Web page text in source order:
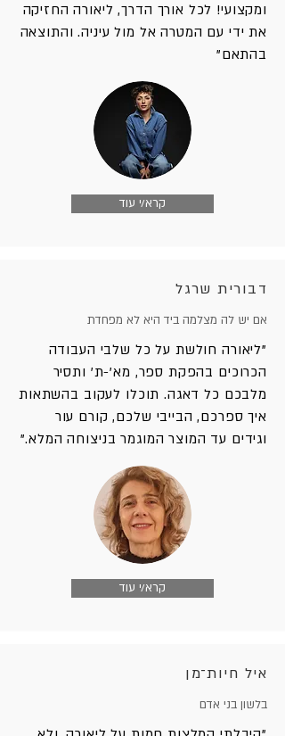
ומקצועי! לכל אורך הדרך, ליאורה החזיקה
את ידי עם המטרה אל מול עיניה. והתוצאה
בהתאם"
קרא/י עוד
דבורית שרגל
אם יש לה מצלמה ביד היא לא מפחדת
"ליאורה חולשת על כל שלבי העבודה
הכרוכים בהפקת ספר, מא'-ת' ותסיר
מלבכם כל דאגה. תוכלו לעקוב בהשתאות
איך ספרכם, הבייבי שלכם, קורם עור
וגידים עד המוצר המוגמר בניצוחה המלא."
קרא/י עוד
איל חיות־מן
בלשון בני אדם